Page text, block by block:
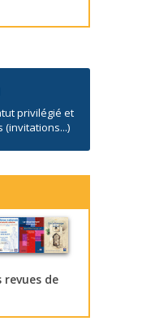
privilégié et
revues de